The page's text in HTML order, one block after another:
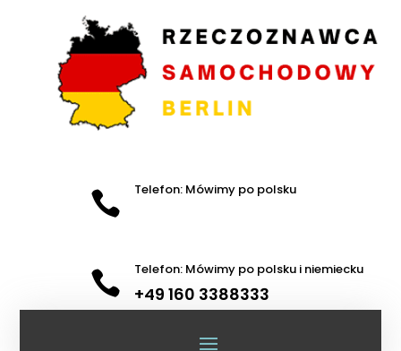
 Telefon: Mówimy po polsku
 Telefon: Mówimy po polsku i niemiecku
+49 160 3388333